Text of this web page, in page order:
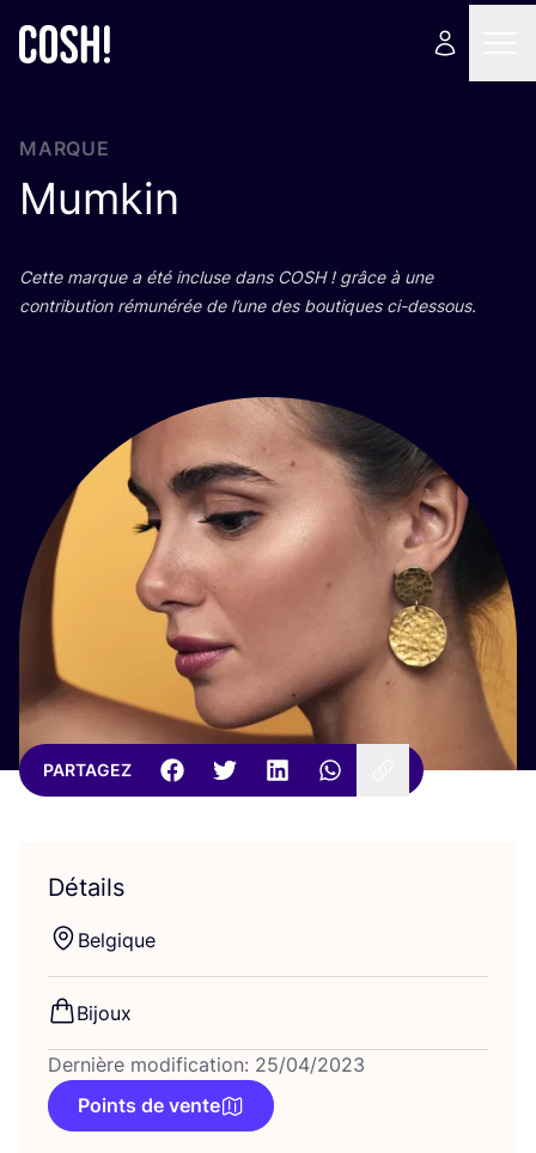
MARQUE
Mumkin
Cette marque a été incluse dans COSH! grâce à une
contri­bu­tion rému­né­rée de l’une des bou­tiques ci-dessous.
PARTAGEZ
Détails
Bel­gique
Bijoux
Dernière modification: 25/04/2023
Points de vente